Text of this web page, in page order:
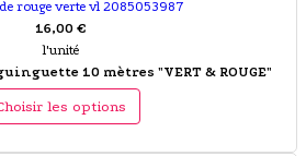
16,00 €
l'unité
10 mètres "VERT & ROUGE"
les options